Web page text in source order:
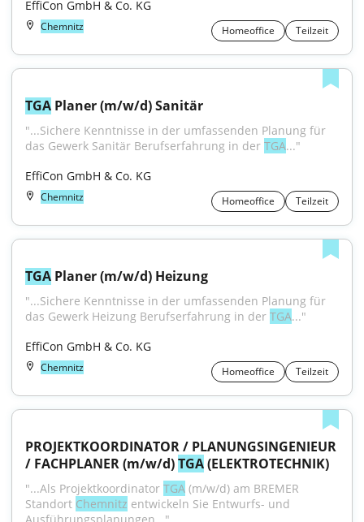
EffiCon GmbH & Co. KG
Chemnitz Homeoffice Teilzeit
TGA Planer (m/w/d) Sanitär
"...Sichere Kenntnisse in der umfassenden Planung für
das Gewerk Sanitär Berufserfahrung in der TGA..."
EffiCon GmbH & Co. KG
Chemnitz Homeoffice Teilzeit
TGA Planer (m/w/d) Heizung
"...Sichere Kenntnisse in der umfassenden Planung für
das Gewerk Heizung Berufserfahrung in der TGA..."
EffiCon GmbH & Co. KG
Chemnitz Homeoffice Teilzeit
PROJEKTKOORDINATOR / PLANUNGSINGENIEUR
/ FACHPLANER (m/w/d) TGA (ELEKTROTECHNIK)
"...Als Projektkoordinator TGA (m/w/d) am BREMER
Standort Chemnitz entwickeln Sie Entwurfs- und